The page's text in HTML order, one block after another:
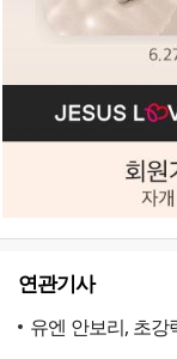
연관기사
유엔 안보리, 초강